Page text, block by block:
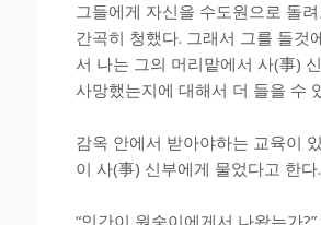
그들에게 자신을 수도원으로 돌
간곡히 청했다. 그래서 그를 들것
서 나는 그의 머리맡에서 사(事)
사망했는지에 대해서 더 들을 수
감옥 안에서 받아야하는 교육이
이 사(事) 신부에게 물었다고 한다.
“인간이 원숭이에게서 나왔는가